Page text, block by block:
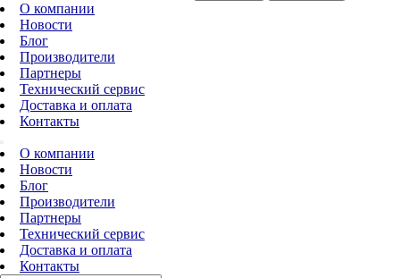
О компании
Новости
Блог
Производители
Партнеры
Технический сервис
Доставка и оплата
Контакты
О компании
Новости
Блог
Производители
Партнеры
Технический сервис
Доставка и оплата
Контакты